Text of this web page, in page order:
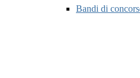
Bandi di